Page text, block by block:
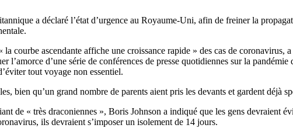
a déclaré l’état d’urgence au Royaume-Uni, afin de freiner la
courbe ascendante affiche une croissance rapide » des cas de
l’amorce d’une série de conférences de presse quotidiennes sur la
tout voyage non essentiel.
bien qu’un grand nombre de parents aient pris les devants et gardent déjà
de « très draconiennes », Boris Johnson a indiqué que les gens devraient
ils devraient s’imposer un isolement de 14 jours.